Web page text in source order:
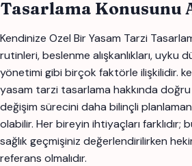
Tasarlama Konusunu
Kendinize Ozel Bir Yasam Tarzi
rutinleri, beslenme alışkanlıkları, uyku
yönetimi gibi birçok faktörle ilişkilidir.
yasam tarzi tasarlama hakkında
değişim sürecini daha bilinçli
olabilir. Her bireyin ihtiyaçları farklıdır;
sağlık geçmişiniz değerlendirilirken
referans olmalıdır.